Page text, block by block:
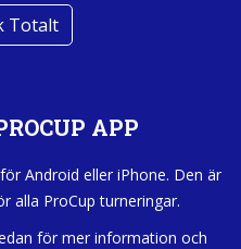
Totalt
APP
Android eller iPhone. Den är
alla ProCup turneringar.
för mer information och